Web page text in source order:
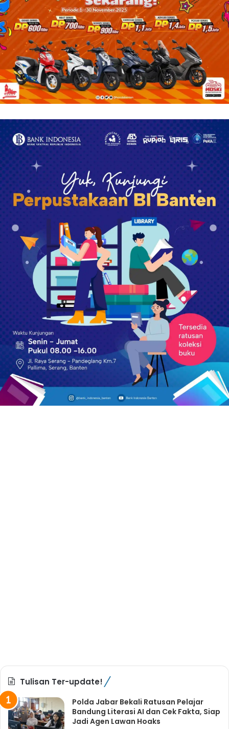
Tulisan Ter-update!
Polda Jabar Bekali Ratusan Pelajar
Bandung Literasi AI dan Cek Fakta, Siap
Jadi Agen Lawan Hoaks